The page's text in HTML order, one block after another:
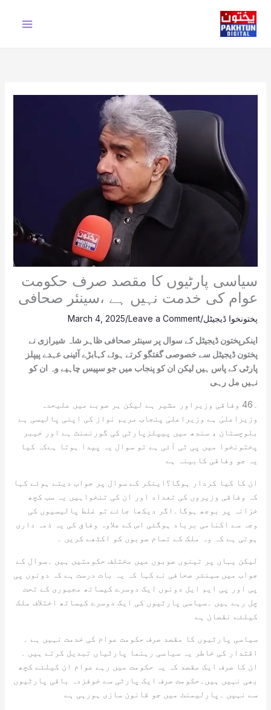
content
سیاسی پارٹیوں کا مقصد صرف حکومت
عوام کی خدمت نہیں ہے ،سینئر صحافی
پختونخوا ڈیجیٹل/
Leave a Comment
/
March 4, 2025
اینکرپختون ڈیجیٹل کے سوال پر سینئر صحافی ظاہر شاہ شیرازی نے
پختون ڈیجیٹل سے خصوصی گفتگو کرتے ہوئے کہابڑے آئینی عہدے پیپلز
پارٹی کے پاس ہیں لیکن ان کو پنجاب میں جو سپیس چاہیے وہ ان کو
نہیں مل رہی
۔46 وفاقی وزیراور مشیر ہے لیکن ہر صوبے میں علیحدہ
وزیراعلیٰ ہے وزیراعلیٰ پنجاب مریم نواز کی اپنی پالیسی ہے
بلوچستان ، سندھ میں پیپلزپارٹی کی گورنمنٹ ہے اور خیبر
پختونخوا میں پی ٹی آئی ہے تو سوال یہ پیدا ہوتا ہےکہ کیا
یہ جو وفاقی کابینہ ہے
ان کا کیا کردار ہوگا؟اینکر کے سوال پر جواب دیتے ہوئے کہا
کہ وفاقی وزیروں کی تعداد اور ان کی تنخواہیں یہ سب کچھ
خزانہ پر بوجھ ہوگا۔اگر دیکھا جائے تو غلط پالیسیوں کی
وجہ سے اکنامی برباد ہوگئی اس کے علاوہ وفاق کی یہ ذمہ داری
ہوتی ہے کہ وہ ملک کے تمام صوبوں کو اکٹھے کریں ۔
لیکن یہاں پر تینوں صوبوں میں مختلف حکومتیں ہیں ۔سوال کے
جواب میں سینئر صحافی نے کہا کہ یہ بات درست ہے کہ دونوں پی
پی اور پی ایم ایل دونوں ایک دوسرے کیساتھ مجبوری کے تحت
چل رہے ہیں ۔سیاسی پارٹیوں کی ایک دوسرے کیساتھ اختلاف ملک
کیلئے نقصان ہے
سیاسی پارٹیوں کا مقصد صرف حکومت عوام کی خدمت نہیں ہے ۔
اقتدار کی خاطر یہ سیاسی رہنما پارٹیاں تبدیل کرتے ہیں ۔
ان کا صرف ایک مقصد کہ یہ حکومت میں رہے عوام ان کیلئے کچھ
بھی نہیں ہیں۔حکومت صرف ایک پارٹی سے خوفزدہ باقی پارٹیوں
سے نہیں ۔پارلیمنٹ میں جو قانون سازی ہورہی ہے